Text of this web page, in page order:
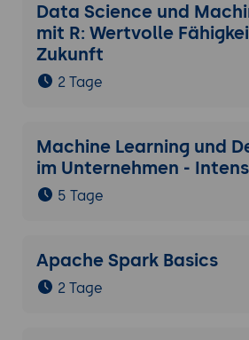
Data Science und
mit R: Wertvolle
Zukunft
2 Tage
Machine Learning und
im Unternehmen -
5 Tage
Apache Spark Basics
2 Tage